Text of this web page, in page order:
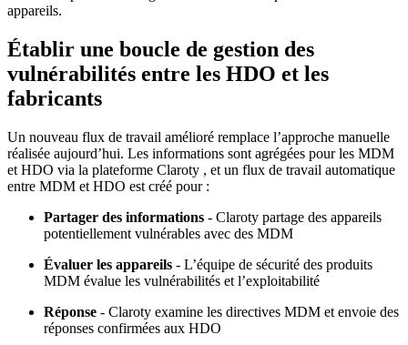
appareils.
Établir une boucle de gestion des
vulnérabilités entre les HDO et les
fabricants
Un nouveau flux de travail amélioré remplace l’approche manuelle
réalisée aujourd’hui. Les informations sont agrégées pour les MDM
et HDO via la plateforme Claroty , et un flux de travail automatique
entre MDM et HDO est créé pour :
Partager des informations - Claroty partage des appareils
potentiellement vulnérables avec des MDM
Évaluer les appareils - L’équipe de sécurité des produits
MDM évalue les vulnérabilités et l’exploitabilité
Réponse - Claroty examine les directives MDM et envoie des
réponses confirmées aux HDO